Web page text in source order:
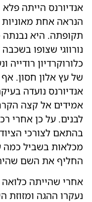
הנראה אחת
תקופתה. היא
נורווגי שצופו
כלורוקרדיון
של עץ אלון חסון.
אנדיורנס נועדה
אמידים אל קצה
לבנים. על כן אחרי
בהתאם לצורכי
מכלאות בשביל כמה
החליף את השם
אחרי שהייתה
נעקרו ההגה ומזוזת